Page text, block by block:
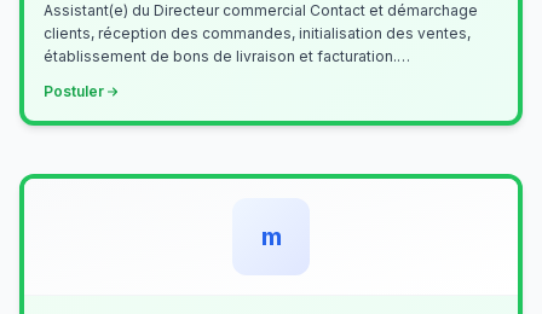
Assistant(e) du Directeur commercial Contact et démarchage
clients, réception des commandes, initialisation des ventes,
établissement de bons de livraison et facturation.
Postuler
m